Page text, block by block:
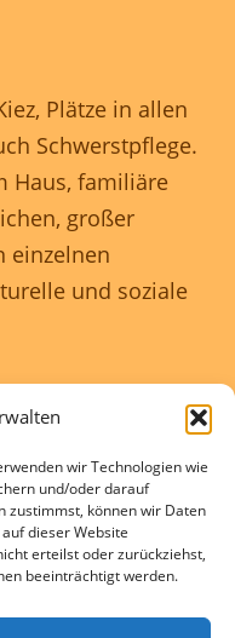
wir Technologien wie
und/oder darauf
zustimmst, können wir Daten
dieser Website
erteilst oder zurückziehst,
beeinträchtigt werden.
Plätze in allen
Schwerstpflege.
Haus, familiäre
großer
einzelnen
und soziale
rundum
und